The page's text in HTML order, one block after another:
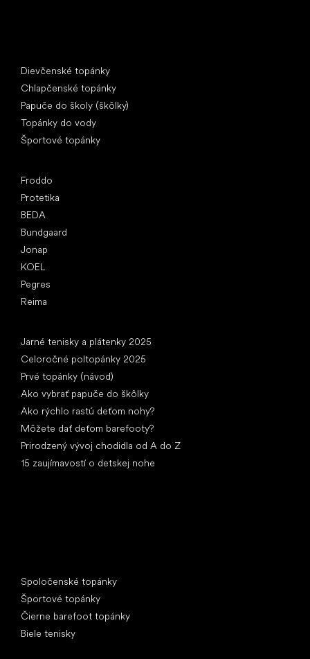
Dievčenské topánky
Chlapčenské topánky
Papuče do školy (škôlky)
Topánky do vody
Športové topánky
Froddo
Protetika
BEDA
Bundgaard
Jonap
KOEL
Pegres
Reima
Jarné tenisky a plátenky 2025
Celoročné poltopánky 2025
Prvé topánky (návod)
Ako vybrať papuče do škôlky
Ako rýchlo rastú deťom nohy?
Môžete dať deťom barefooty?
Prirodzený vývoj chodidla od A do Z
15 zaujímavostí o detskej nohe
Spoločenské topánky
Športové topánky
Čierne barefoot topánky
Biele tenisky